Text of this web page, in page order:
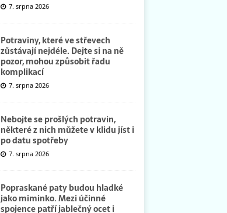
7. srpna 2026
Potraviny, které ve střevech
zůstávají nejdéle. Dejte si na ně
pozor, mohou způsobit řadu
komplikací
7. srpna 2026
Nebojte se prošlých potravin,
některé z nich můžete v klidu jíst i
po datu spotřeby
7. srpna 2026
Popraskané paty budou hladké
jako miminko. Mezi účinné
spojence patří jablečný ocet i